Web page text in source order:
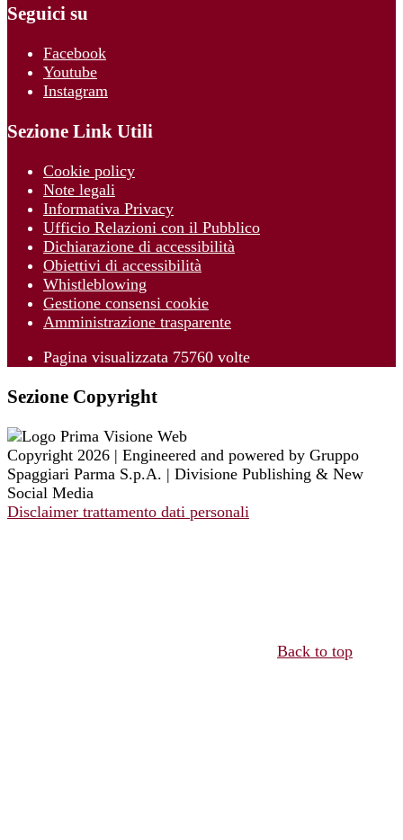
Seguici su
Facebook
Youtube
Instagram
Sezione Link Utili
Cookie policy
Note legali
Informativa Privacy
Ufficio Relazioni con il Pubblico
Dichiarazione di accessibilità
Obiettivi di accessibilità
Whistleblowing
Gestione consensi cookie
Amministrazione trasparente
Pagina visualizzata 75760 volte
Sezione Copyright
Copyright 2026 | Engineered and powered by Gruppo
Spaggiari Parma S.p.A. | Divisione Publishing & New
Social Media
Disclaimer trattamento dati personali
Back to top